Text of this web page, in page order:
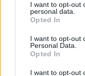
not limited to your
grant or deny
use your data for
consent section.
I want to opt-out
personal data.
Opted In
I want to opt-out
Personal Data.
Opted In
I want to opt-out
21.86%
Ha valaki azt
mögött hagyhatja
botrányt, annak